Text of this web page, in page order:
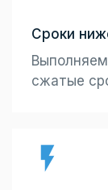
Сроки
сжатые